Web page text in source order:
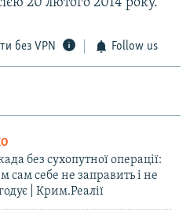
20 лютого 2014 року.
без VPN Follow us
без сухопутної операції:
сам себе не заправить і не
| Крим.Реалії